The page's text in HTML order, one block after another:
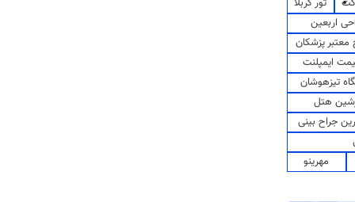
اربعین
پزشکان
ایمپلنت
تیزهوشان
هتل
جراح بینی
مهرینو